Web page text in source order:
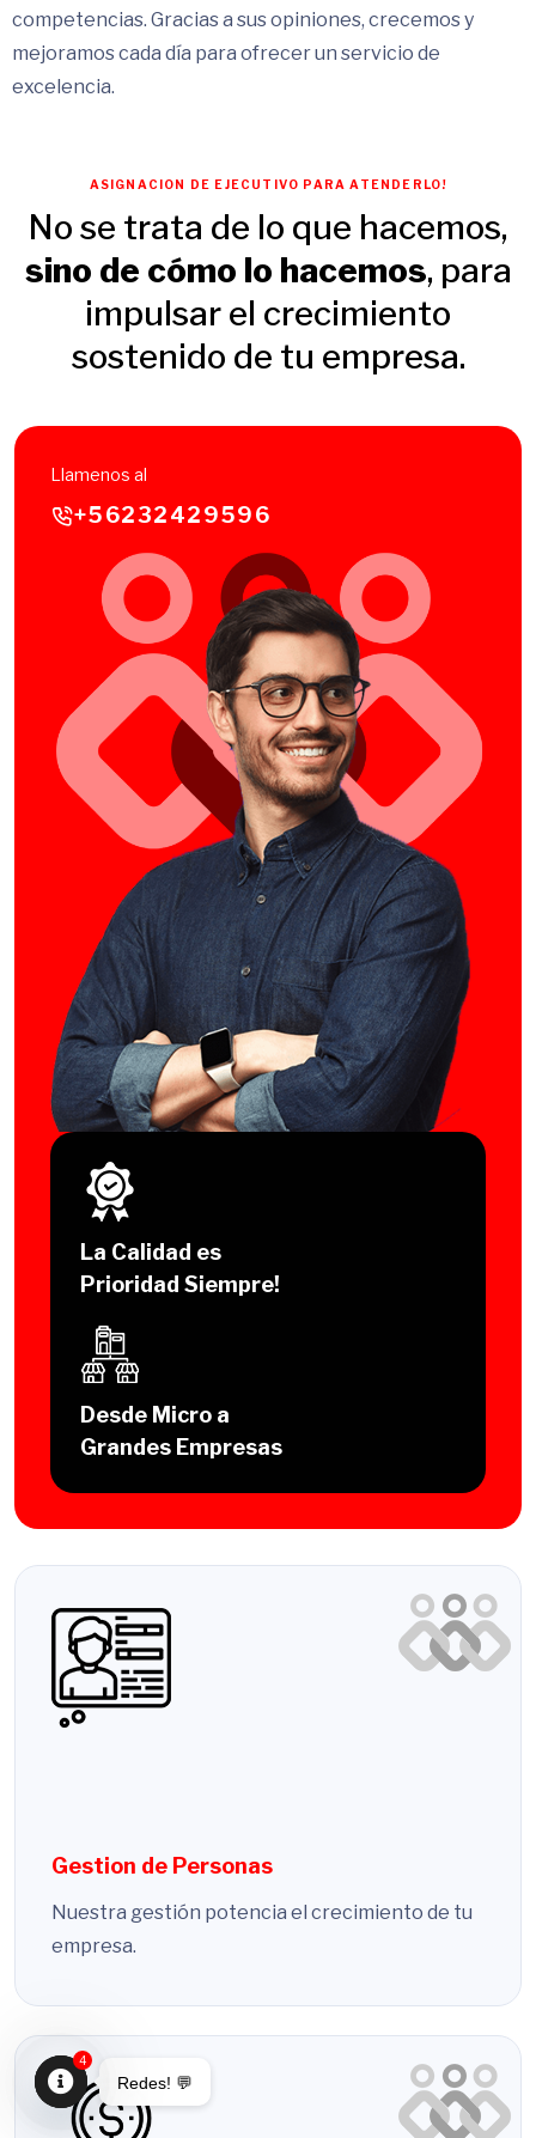
competencias. Gracias a sus opiniones, crecemos y
mejoramos cada día para ofrecer un servicio de
excelencia.
ASIGNACION DE EJECUTIVO PARA ATENDERLO!
No se trata de lo que hacemos,
sino de cómo lo hacemos, para
impulsar el crecimiento
sostenido de tu empresa.
Llamenos al
+56232429596
La Calidad es
Prioridad Siempre!
Desde Micro a
Grandes Empresas
Gestion de Personas
Nuestra gestión potencia el crecimiento de tu
empresa.
Redes! 💬
O
4